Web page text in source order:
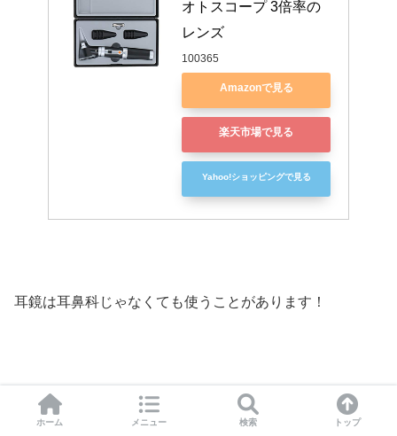
オトスコープ 3倍率の
レンズ
100365
Amazonで見る
楽天市場で見る
Yahoo!ショッピングで見る
耳鏡は耳鼻科じゃなくても使うことがあります！
Amazonで耳鏡をチェックする
ホーム メニュー 検索 トップ